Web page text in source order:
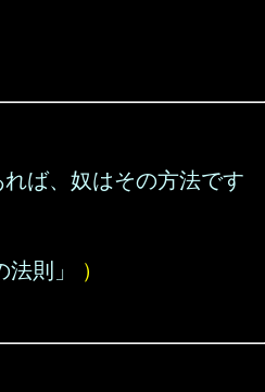
ば、奴はその方法です
法則」
）